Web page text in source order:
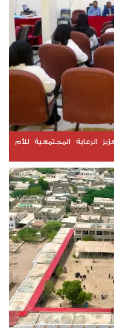
الرعاية المجتمعية للأم